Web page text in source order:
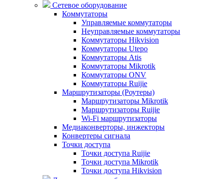
Сетевое оборудование
Коммутаторы
Управляемые коммутаторы
Неуправляемые коммутаторы
Коммутаторы Hikvision
Коммутаторы Utepo
Коммутаторы Atis
Коммутаторы Mikrotik
Коммутаторы ONV
Коммутаторы Ruijie
Маршрутизаторы (Роутеры)
Маршрутизаторы Mikrotik
Маршрутизаторы Ruijie
Wi-Fi маршрутизаторы
Медиаконверторы, инжекторы
Конвертеры сигнала
Точки доступа
Точки доступа Ruijie
Точки доступа Mikrotik
Точки доступа Hikvision